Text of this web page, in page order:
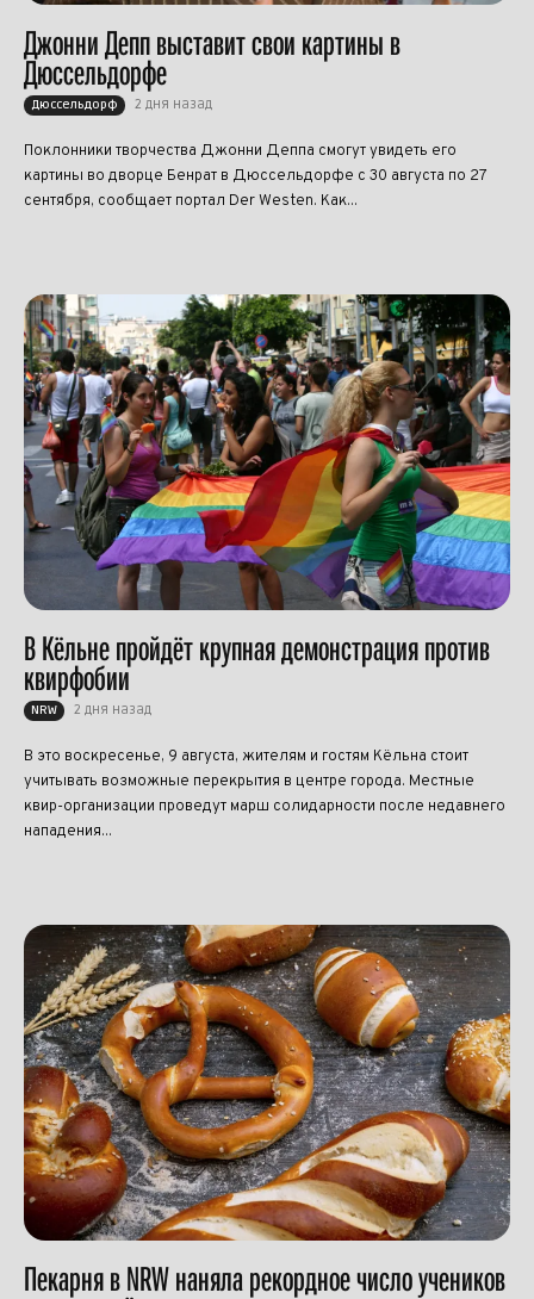
Джонни Депп выставит свои картины в
Дюссельдорфе
Дюссельдорф 2 дня назад
Поклонники творчества Джонни Деппа смогут увидеть его
картины во дворце Бенрат в Дюссельдорфе с 30 августа по 27
сентября, сообщает портал Der Westen. Как...
В Кёльне пройдёт крупная демонстрация против
квирфобии
NRW 2 дня назад
В это воскресенье, 9 августа, жителям и гостям Кёльна стоит
учитывать возможные перекрытия в центре города. Местные
квир-организации проведут марш солидарности после недавнего
нападения...
Пекарня в NRW наняла рекордное число учеников